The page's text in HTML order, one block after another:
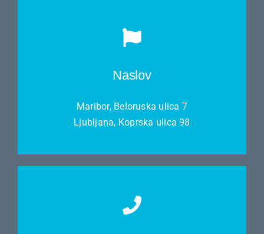
Naslov
Maribor, Beloruska ulica 7
Ljubljana, Koprska ulica 98